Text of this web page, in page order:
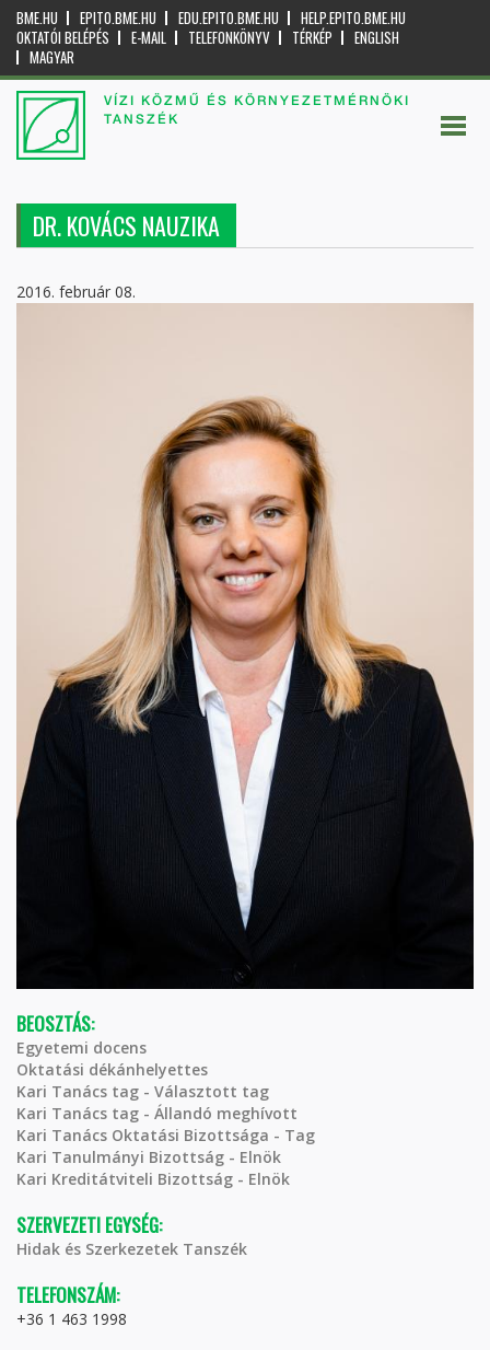
BME.HU EPITO.BME.HU EDU.EPITO.BME.HU
HELP.EPITO.BME.HU
OKTATÓI BELÉPÉS
E-MAIL TELEFONKÖNYV TÉRKÉP
ENGLISH
MAGYAR
VÍZI KÖZMŰ ÉS KÖRNYEZETMÉRNÖKI
TANSZÉK
DR. KOVÁCS NAUZIKA
2016. február 08.
BEOSZTÁS:
Egyetemi docens
Oktatási dékánhelyettes
Kari Tanács tag - Választott tag
Kari Tanács tag - Állandó meghívott
Kari Tanács Oktatási Bizottsága - Tag
Kari Tanulmányi Bizottság - Elnök
Kari Kreditátviteli Bizottság - Elnök
SZERVEZETI EGYSÉG:
Hidak és Szerkezetek Tanszék
TELEFONSZÁM:
+36 1 463 1998